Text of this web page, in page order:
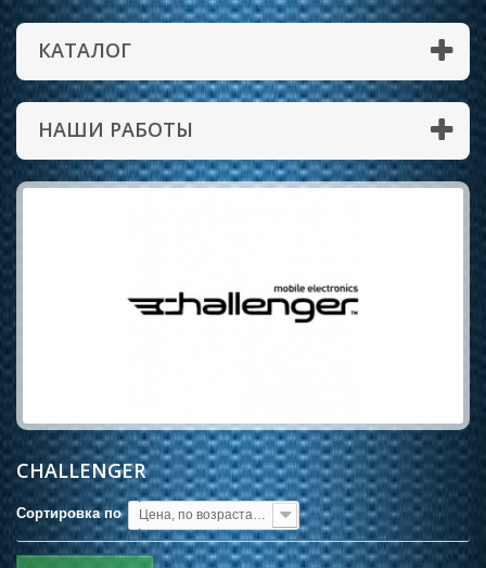
КАТАЛОГ
НАШИ РАБОТЫ
CHALLENGER
Сортировка по